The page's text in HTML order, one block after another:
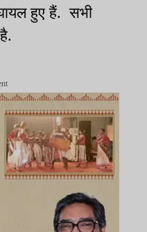
हुए हैं. सभी